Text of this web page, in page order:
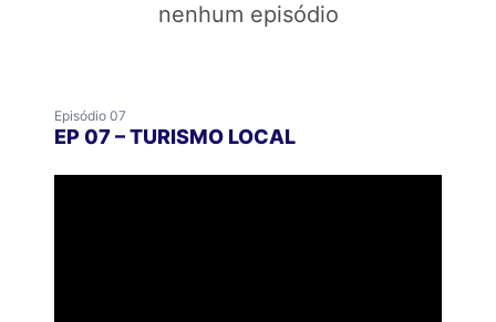
nenhum episódio
Episódio 07
EP 07 – TURISMO LOCAL